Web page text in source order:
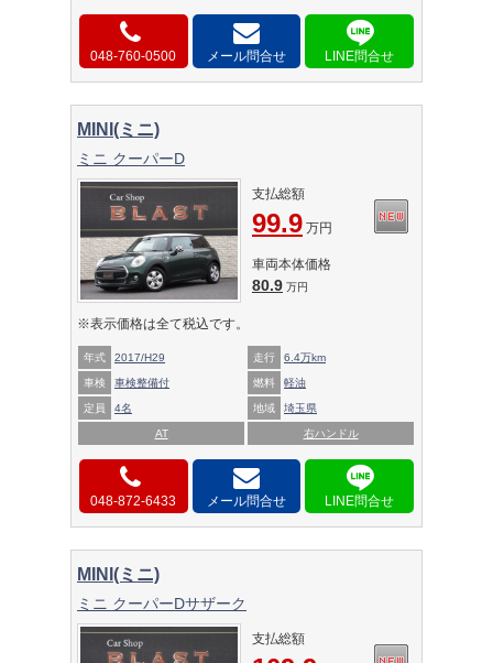
048-760-0500 メール問合せ
MINI(ミニ)
ミニ クーパーD
支払総額
99.9 万円
車両本体価格
80.9 万円
※表示価格は全て税込です。
年式 2017/H29 走行 6.4万km
車検 車検整備付 燃料 軽油
定員 4名 地域 埼玉県
AT 右ハンドル
048-872-6433 メール問合せ
MINI(ミニ)
ミニ クーパーDサザーク
支払総額